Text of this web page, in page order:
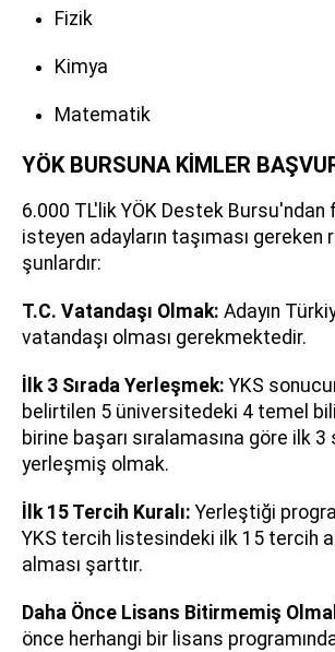
Fizik
Kimya
Matematik
YÖK BURSUNA KİMLER
6.000 TL'lik YÖK Destek Bursu'ndan
isteyen adayların taşıması
şunlardır:
T.C. Vatandaşı Olmak: Adayın
vatandaşı olması gerekmektedir.
İlk 3 Sırada Yerleşmek: YKS
belirtilen 5 üniversitedeki 4 temel
birine başarı sıralamasına göre ilk 3
yerleşmiş olmak.
İlk 15 Tercih Kuralı: Yerleştiği
YKS tercih listesindeki ilk 15 tercih
alması şarttır.
Daha Önce Lisans Bitirmemiş
önce herhangi bir lisans